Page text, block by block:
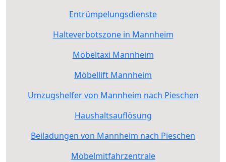
Entrümpelungsdienste
Halteverbotszone in Mannheim
Möbeltaxi Mannheim
Möbellift Mannheim
Umzugshelfer von Mannheim nach Pieschen
Haushaltsauflösung
Beiladungen von Mannheim nach Pieschen
Möbelmitfahrzentrale